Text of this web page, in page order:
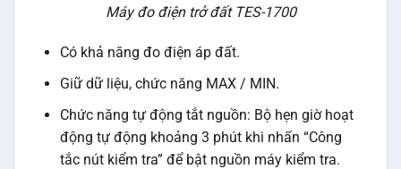
Máy đo điện trở đất TES-1700
Có khả năng đo điện áp đất.
Giữ dữ liệu, chức năng MAX / MIN.
Chức năng tự động tắt nguồn: Bộ hẹn giờ hoạt
động tự động khoảng 3 phút khi nhấn “Công
tắc nút kiểm tra” để bật nguồn máy kiểm tra.